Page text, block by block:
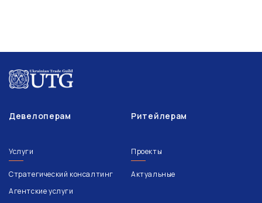
Девелоперам Ритейлерам
Услуги
Стратегический консалтинг
Агентские услуги
Проекты
Актуальные